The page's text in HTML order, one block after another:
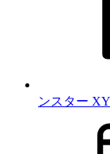
ンスター